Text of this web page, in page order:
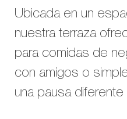
Ubicada en un
nuestra terraza
para comidas de
con amigos o
una pausa